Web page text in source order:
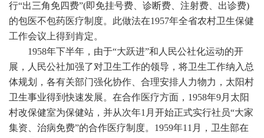
行“出三角免四费”(即免挂号费、诊断费、注射费、出诊费)
的包医不包药医疗制度。此做法在1957年全省农村卫生保健
工作会议上得到肯定。
1958年下半年，由于“大跃进”和人民公社化运动的开
展，人民公社加强了对卫生工作的领导，将卫生工作纳入总
体规划，各有关部门强化协作、合理安排人力物力，太阳村
卫生事业得到快速发展。在合作医疗方面，1958年9月太阳
村改保健室为保健站，并从次年1月开始正式实行社员“大家
集资、治病免费”的合作医疗制度。1959年11月，卫生部在